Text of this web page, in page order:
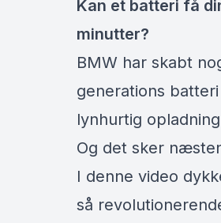
Kan et batteri få
minutter?
BMW har skabt
generations
lynhurtig
Og det sker
I denne video
så